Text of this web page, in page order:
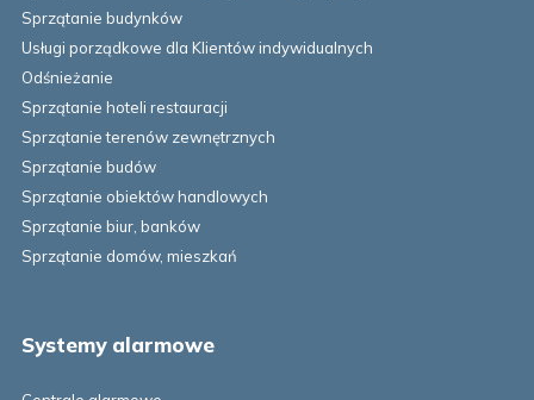
Sprzątanie budynków
Usługi porządkowe dla Klientów indywidualnych
Odśnieżanie
Sprzątanie hoteli restauracji
Sprzątanie terenów zewnętrznych
Sprzątanie budów
Sprzątanie obiektów handlowych
Sprzątanie biur, banków
Sprzątanie domów, mieszkań
Systemy alarmowe